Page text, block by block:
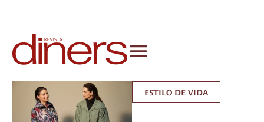
ESTILO DE VIDA